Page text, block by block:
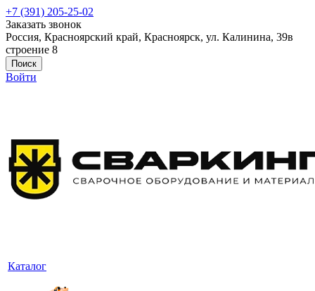
+7 (391) 205-25-02
Заказать звонок
Россия, Красноярский край, Красноярск, ул. Калинина, 39в
строение 8
Поиск
Войти
Каталог